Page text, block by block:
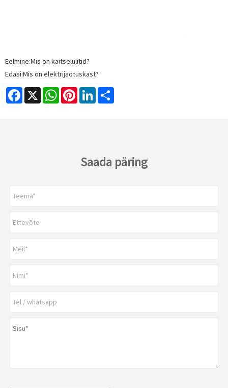
Eelmine:Mis on kaitselülitid?
Edasi:Mis on elektrijaotuskast?
Facebook
X WhatsAppPinterestLinkedIn
Saada päring